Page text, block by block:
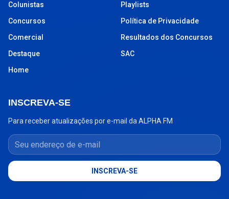
Colunistas
Concursos
Comercial
Destaque
Home
Playlists
Política de Privacidade
Resultados dos Concursos
SAC
INSCREVA-SE
Para receber atualizações por e-mail da ALPHA FM
Seu endereço de e-mail
INSCREVA-SE